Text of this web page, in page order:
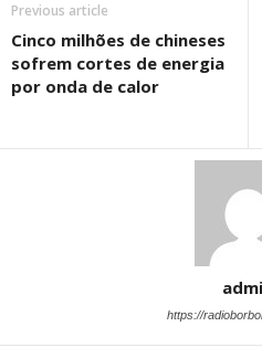
Previous article
Cinco milhões de chineses
sofrem cortes de energia
por onda de calor
https://